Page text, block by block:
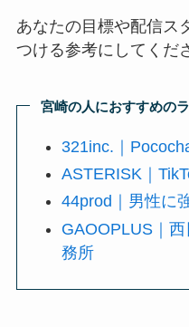
あなたの目標や配信ス
つける参考にしてくだ
宮崎の人におすすめの
321inc.｜
ASTERISK｜
44prod｜男性に
GAOOPLUS｜
務所